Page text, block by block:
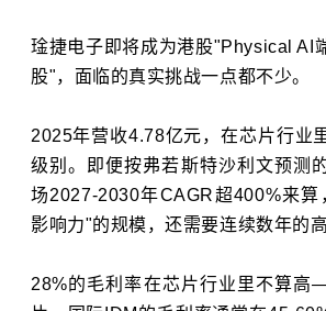
琻捷电子即将成为港股"Physical AI
股"，面临的真实挑战一点都不少。
2025年营收4.78亿元，在芯片行业
级别。即便按弗若斯特沙利文预测
场2027-2030年CAGR超400%来算
影响力"的规模，还需要连续数年的高
28%的毛利率在芯片行业里不算